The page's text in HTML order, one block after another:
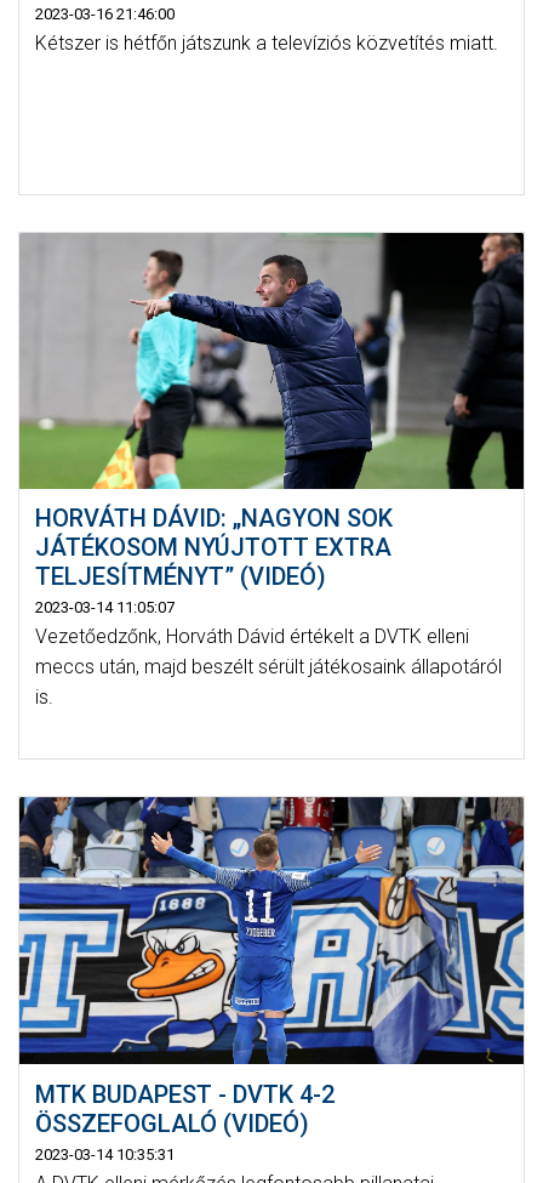
2023-03-16 21:46:00
Kétszer is hétfőn játszunk a televíziós közvetítés miatt.
HORVÁTH DÁVID: „NAGYON SOK
JÁTÉKOSOM NYÚJTOTT EXTRA
TELJESÍTMÉNYT” (VIDEÓ)
2023-03-14 11:05:07
Vezetőedzőnk, Horváth Dávid értékelt a DVTK elleni
meccs után, majd beszélt sérült játékosaink állapotáról
is.
MTK BUDAPEST - DVTK 4-2
ÖSSZEFOGLALÓ (VIDEÓ)
2023-03-14 10:35:31